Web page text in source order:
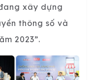
xây dựng
thông số và
2023”.